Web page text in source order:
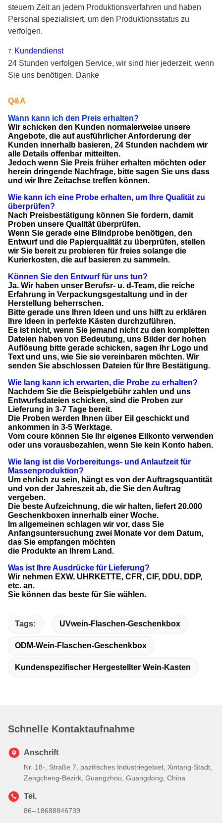
steuern Zeit an jedem Produktionsverfahren und haben
Personal spezialisiert, um den Produktionsstatus zu
verfolgen.
7. Kundendienst
24 Stunden verfolgen Service, wir sind hier jederzeit, wenn
Sie uns benötigen. Danke
Q&A
Wann kann ich den Preis erhalten?
Wir schicken den Kunden normalerweise unsere
Angebote, die auf ausführlicher Anforderung der
Kunden innerhalb basieren, 24 Stunden nachdem wir
alle Details offenbar mitteilten.
Jedoch wenn Sie Preis früher erhalten möchten oder
herein dringende Nachfrage, bitte sagen Sie uns dass
und wir Ihre Zeitachse treffen können.
Wie kann ich eine Probe erhalten, um Ihre Qualität zu
überprüfen?
Nach Preisbestätigung können Sie fordern, damit
Proben unsere Qualität überprüfen.
Wenn Sie gerade eine Blindprobe benötigen, den
Entwurf und die Papierqualität zu überprüfen, stellen
wir Sie bereit zu probieren für freies solange die
Kurierkosten, die auf basieren zu sammeln.
Können Sie den Entwurf für uns tun?
Ja. Wir haben unser Berufsr- u. d-Team, die reiche
Erfahrung in Verpackungsgestaltung und in der
Herstellung beherrschen.
Bitte gerade uns Ihren Ideen und uns hilft zu erklären
Ihre Ideen in perfekte Kästen durchzuführen.
Es ist nicht, wenn Sie jemand nicht zu den kompletten
Dateien haben von Bedeutung, uns Bilder der hohen
Auflösung bitte gerade schicken, sagen Ihr Logo und
Text und uns, wie Sie sie vereinbaren möchten. Wir
senden Sie abschlossen Dateien für Ihre Bestätigung.
Wie lang kann ich erwarten, die Probe zu erhalten?
Nachdem Sie die Beispielgebühr zahlen und uns
Entwurfsdateien schicken, sind die Proben zur
Lieferung in 3-7 Tage bereit.
Die Proben werden Ihnen über Eil geschickt und
ankommen in 3-5 Werktage.
Vom coure können Sie Ihr eigenes Eilkonto verwenden
oder uns vorausbezahlen, wenn Sie kein Konto haben.
Wie lang ist die Vorbereitungs- und Anlaufzeit für
Massenproduktion?
Um ehrlich zu sein, hängt es von der Auftragsquantität
und von der Jahreszeit ab, die Sie den Auftrag
vergeben.
Die beste Aufzeichnung, die wir halten, liefert 20.000
Geschenkboxen innerhalb einer Woche.
Im allgemeinen schlagen wir vor, dass Sie
Anfangsuntersuchung zwei Monate vor dem Datum,
das Sie empfangen möchten
die Produkte an Ihrem Land.
Was ist Ihre Ausdrücke für Lieferung?
Wir nehmen EXW, UHRKETTE, CFR, CIF, DDU, DDP,
etc. an.
Sie können das beste für Sie wählen.
Tags: UVwein-Flaschen-Geschenkbox
ODM-Wein-Flaschen-Geschenkbox
Kundenspezifischer Hergestellter Wein-Kasten
Schnelle Kontaktaufnahme
Anschrift
Nr. 18-, Straße 7, pazifisches Industriegebiet, Xintang-Stadt,
Zengcheng-Bezirk, Guangzhou, Guangdong, China
Tel.
86--18688846739